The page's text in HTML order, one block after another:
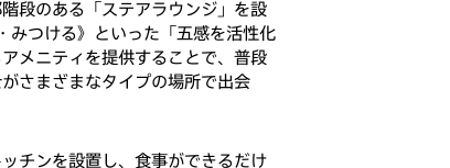
段のある「ステアラウンジ」を設
みつける》といった「五感を活性化
メニティを提供することで、普段
さまざまなタイプの場所で出会
チンを設置し、食事ができるだけ